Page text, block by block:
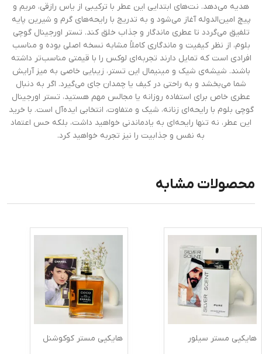
هدیه می‌دهد. نت‌های ابتدایی این عطر با ترکیبی از یاس رازقی، مریم و
پیچ امین‌الدوله آغاز می‌شود و به تدریج با رایحه‌های گرم و شیرین پایه
تلفیق می‌گردد تا عطری ماندگار و جذاب خلق کند. تستر اورجینال گوچی
بلوم، از نظر کیفیت و ماندگاری کاملاً مشابه نسخه اصلی بوده و مناسب
افرادی است که تمایل دارند تجربه‌ای لوکس را با قیمتی مناسب‌تر داشته
باشند. شیشه‌ی شیک و مینیمال این تستر، زیبایی خاصی به میز آرایش
شما می‌بخشد و به راحتی در کیف یا چمدان جای می‌گیرد. اگر به دنبال
عطری خاص برای استفاده روزانه یا مجالس مهم هستید، تستر اورجینال
گوچی بلوم با رایحه‌ای زنانه، شیک و متفاوت، انتخابی ایده‌آل است. با خرید
این عطر، نه تنها رایحه‌ای به یادماندنی خواهید داشت، بلکه حس اعتماد
به نفس و جذابیت را نیز تجربه خواهید کرد.
محصولات مشابه
هایکپی مستر سیلور هایکپی مستر کوکوشنل